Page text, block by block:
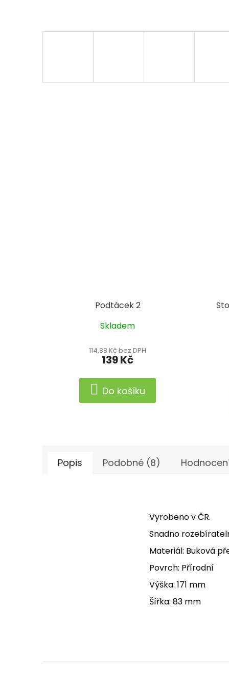
Podtácek 2
Skladem
114,88 Kč bez DPH
139 Kč
Do košíku
Popis Podobné (8)
Vyrobeno v ČR.
Snadno
Materiál: Buková
Povrch: Přírodní
Výška: 171 mm
Šířka: 83 mm